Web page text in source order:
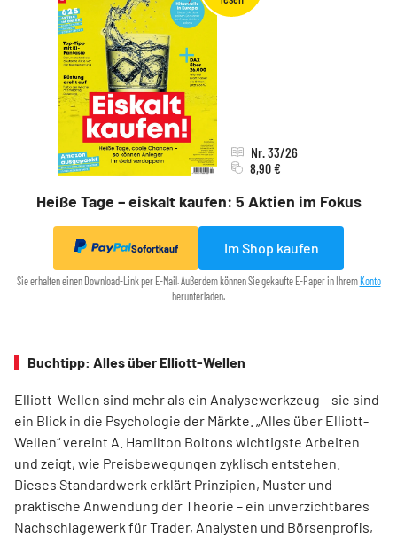
Heiße Tage – eiskalt kaufen: 5 Aktien im Fokus
Nr. 33/26
8,90 €
Sofortkauf Im Shop kaufen
Sie erhalten einen Download-Link per E-Mail. Außerdem können Sie gekaufte E-Paper in Ihrem Konto
herunterladen.
Buchtipp: Alles über Elliott-Wellen
Elliott-Wellen sind mehr als ein Analysewerkzeug – sie sind
ein Blick in die Psychologie der Märkte. „Alles über Elliott-
Wellen“ vereint A. Hamilton Boltons wichtigste Arbeiten
und zeigt, wie Preisbewegungen zyklisch entstehen.
Dieses Standardwerk erklärt Prinzipien, Muster und
praktische Anwendung der Theorie – ein unverzichtbares
Nachschlagewerk für Trader, Analysten und Börsenprofis,